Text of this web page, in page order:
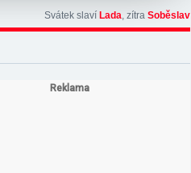
Svátek slaví Lada, zítra Soběslav